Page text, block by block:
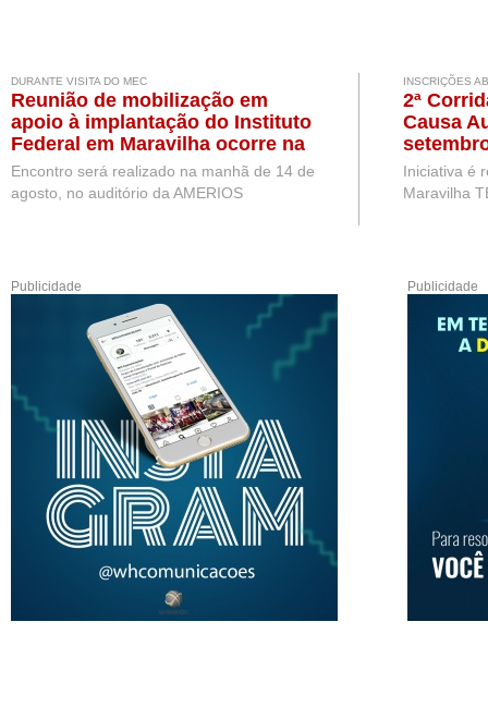
DURANTE VISITA DO MEC
Reunião de mobilização em
apoio à implantação do Instituto
Federal em Maravilha ocorre na
próxima semana, durante visita
de representantes do MEC
Encontro será realizado na manhã de 14 de
agosto, no auditório da AMERIOS
INSCRIÇÕES
2ª
Causa
Iniciativa é
Maravilha
Publicidade Publicidade